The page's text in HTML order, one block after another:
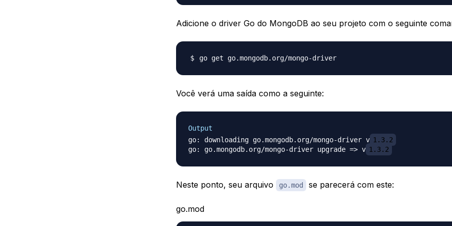
Adicione o driver Go do MongoDB ao seu projeto com o seguinte
go get go.mongodb.org/mongo-driver
Você verá uma saída como a seguinte:
Output
go: downloading go.mongodb.org/mongo-driver v 1.3.2
go: go.mongodb.org/mongo-driver upgrade => v 1.3.2
Neste ponto, seu arquivo go.mod se parecerá com este:
go.mod